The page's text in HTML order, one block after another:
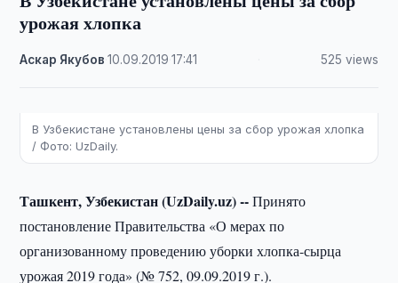
урожая хлопка
Аскар Якубов ·10.09.2019 ·17:41 525 views
В Узбекистане установлены цены за сбор урожая хлопка
/ Фото: UzDaily.
Ташкент, Узбекистан (UzDaily.uz) --Принято
постановление Правительства «О мерах по
организованному проведению уборки хлопка-сырца
урожая 2019 года» (№ 752, 09.09.2019 г.).